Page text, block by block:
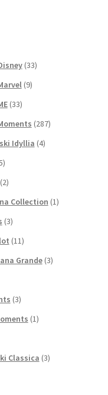
(33)
(9)
(33)
(287)
Idyllia (4)
(2)
Collection (1)
(3)
(11)
Grande (3)
(3)
(1)
Classica (3)